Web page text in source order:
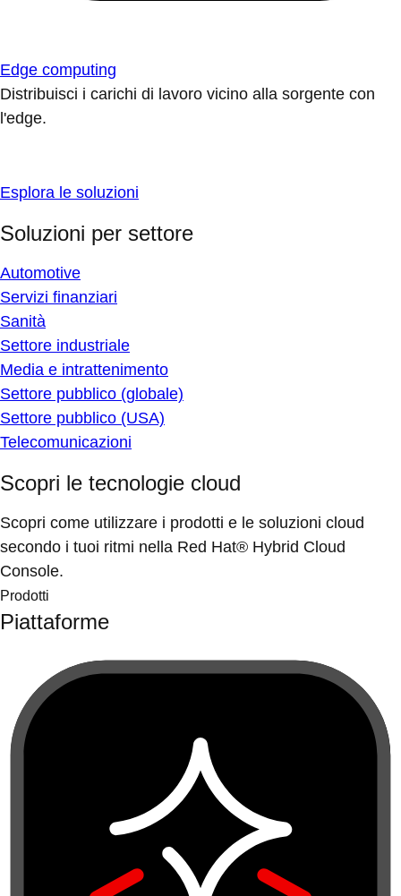
Edge computing
Distribuisci i carichi di lavoro vicino alla sorgente con
l'edge.
Esplora le soluzioni
Soluzioni per settore
Automotive
Servizi finanziari
Sanità
Settore industriale
Media e intrattenimento
Settore pubblico (globale)
Settore pubblico (USA)
Telecomunicazioni
Scopri le tecnologie cloud
Scopri come utilizzare i prodotti e le soluzioni cloud
secondo i tuoi ritmi nella Red Hat® Hybrid Cloud
Console.
Prodotti
Piattaforme